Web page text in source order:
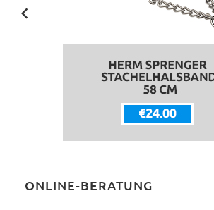
ONLINE-BERATUNG